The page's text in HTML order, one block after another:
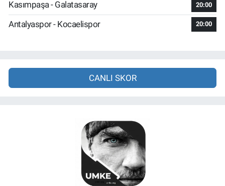
Kasımpaşa - Galatasaray 20:00
Antalyaspor - Kocaelispor 20:00
CANLI SKOR